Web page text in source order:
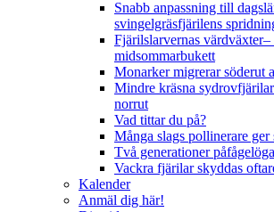
Snabb anpassning till
svingelgräsfjärilens
Fjärilslarvernas
midsommarbukett
Monarker migrerar söderut
Mindre kräsna
norrut
Vad tittar du på?
Många slags pollinerare
Två generationer
Vackra fjärilar skyddas
Kalender
Anmäl dig här!